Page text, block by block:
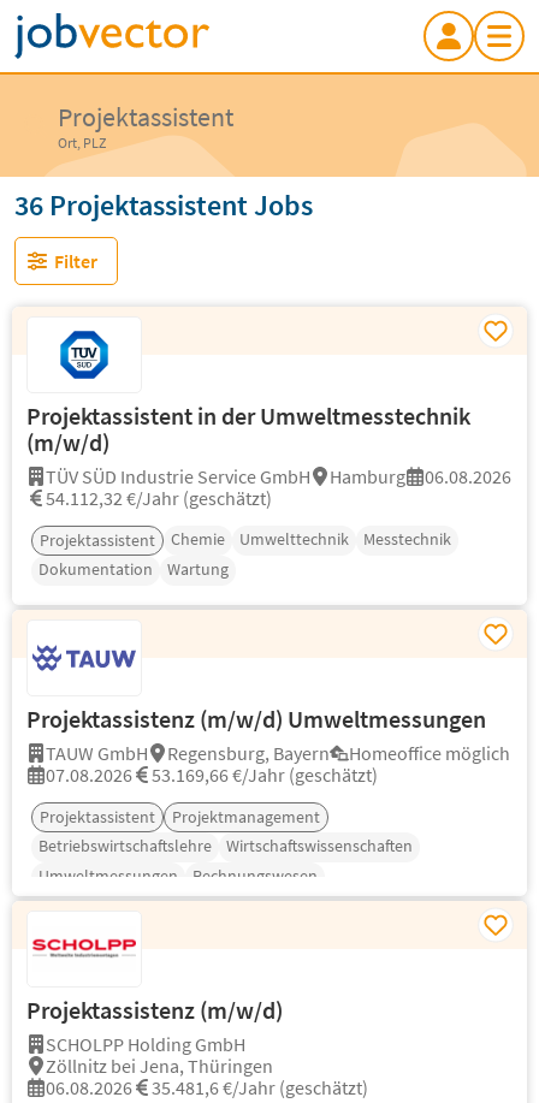
Projektassistent
Ort, PLZ
36 Projektassistent Jobs
Filter
Projektassistent in der Umweltmesstechnik
(m/w/d)
TÜV SÜD Industrie Service GmbH Hamburg
06.08.2026
54.112,32 €/Jahr (geschätzt)
Projektassistent Chemie Umwelttechnik
Messtechnik
Dokumentation
Wartung
Projektassistenz (m/w/d) Umweltmessungen
TAUW GmbH Regensburg, Bayern
Homeoffice möglich
07.08.2026
53.169,66 €/Jahr (geschätzt)
Projektassistent
Projektmanagement
Betriebswirtschaftslehre
Wirtschaftswissenschaften
Umweltmessungen
Rechnungswesen
Projektassistenz (m/w/d)
SCHOLPP Holding GmbH
Zöllnitz bei Jena, Thüringen
06.08.2026
35.481,6 €/Jahr (geschätzt)